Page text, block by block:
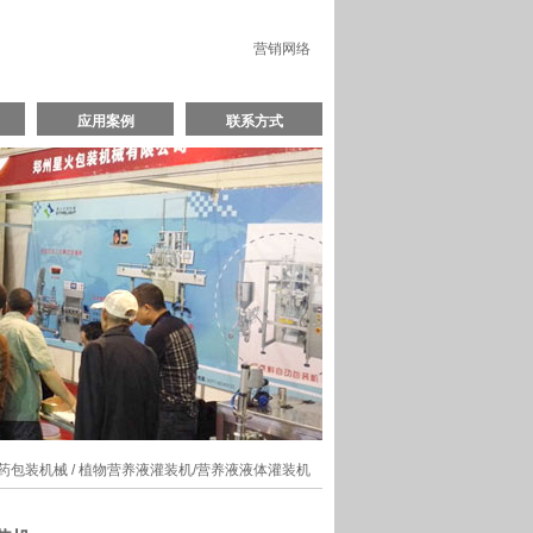
营销网络
应用案例 联系方式
包装机械 / 植物营养液灌装机/营养液液体灌装机